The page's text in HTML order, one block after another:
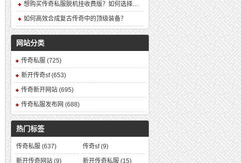
想购买传奇私服脱机挂收费版？如何选择安全可靠的版本？
如何高效合成复古传奇中的顶级装备？
网站分类
传奇私服 (725)
新开传奇sf(653)
传奇新开网站 (695)
传奇私服发布网 (688)
热门标签
传奇私服 (637) 传奇sf(9)
新开传奇网站 (9) 新开传奇私服(15)